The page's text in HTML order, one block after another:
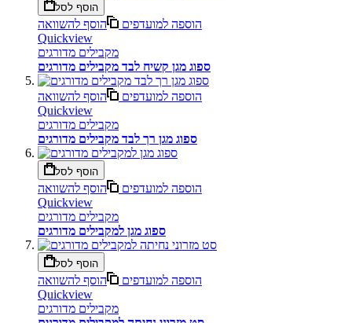
הוסף לסל
הוספה למועדפים
הוסף להשוואה
Quickview
מקבילים מדורגים
ספוג מגן קשיח לבד מקבילים מדורגים
הוספה למועדפים
הוסף להשוואה
Quickview
מקבילים מדורגים
ספוג מגן רך לבד מקבילים מדורגים
הוסף לסל
הוספה למועדפים
הוסף להשוואה
Quickview
מקבילים מדורגים
ספוג מגן למקבילים מדורגים
הוסף לסל
הוספה למועדפים
הוסף להשוואה
Quickview
מקבילים מדורגים